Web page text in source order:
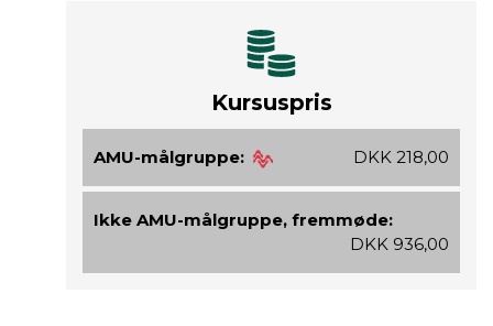
Kursuspris
AMU-målgruppe: DKK 218,00
Ikke AMU-målgruppe, fremmøde:
DKK 936,00